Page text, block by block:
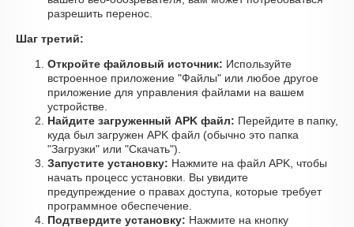
разрешить перенос.
Шаг третий:
Откройте файловый источник: Используйте
встроенное приложение "Файлы" или любое другое
приложение для управления файлами на вашем
устройстве.
Найдите загруженный APK файл: Перейдите в папку,
куда был загружен APK файл (обычно это папка
"Загрузки" или "Скачать").
Запустите установку: Нажмите на файл APK, чтобы
начать процесс установки. Вы увидите
предупреждение о правах доступа, которые требует
программное обеспечение.
Подтвердите установку: Нажмите на кнопку